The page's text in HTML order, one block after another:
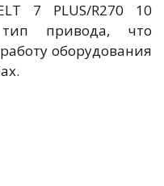
7 PLUS/R270 10
привода, что
оборудования